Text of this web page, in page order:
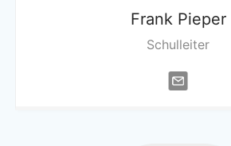
Frank Pieper
Schulleiter